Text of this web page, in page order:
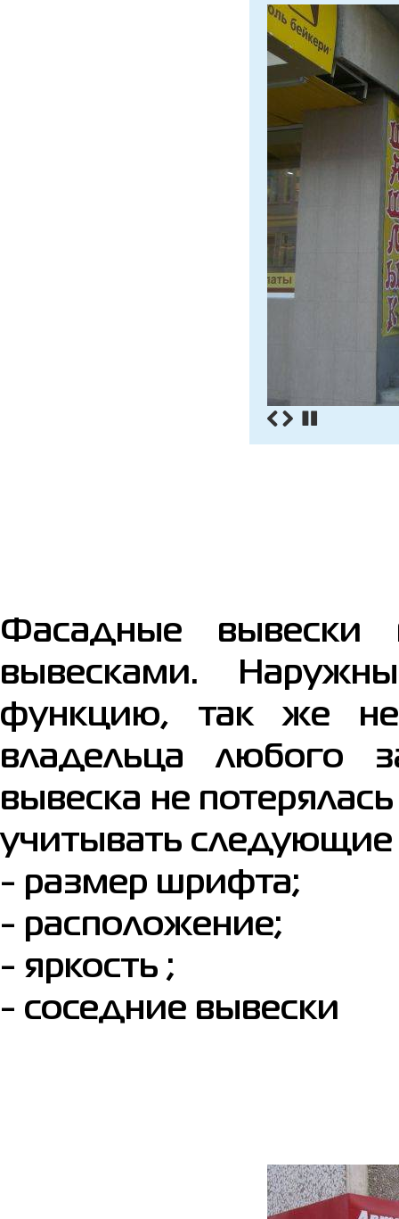
Фасадные вывески
вывесками.
функцию, так же
владельца любого
вывеска не
учитывать
- размер шрифта;
- расположение;
- яркость ;
- соседние вывески